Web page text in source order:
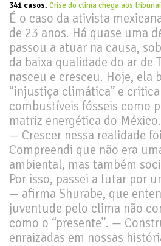
341 casos. Crise do clima chega aos
É o caso da ativista
de 23 anos. Há quase uma
passou a atuar na causa,
da baixa qualidade do ar de
nasceu e cresceu. Hoje, ela
“injustiça climática” e
combustíveis fósseis como
matriz energética do México.
— Crescer nessa realidade
Compreendi que não era
ambiental, mas também
Por isso, passei a lutar por
— afirma Shurabe, que
juventude pelo clima não
como o “presente”. —
enraizadas em nossas